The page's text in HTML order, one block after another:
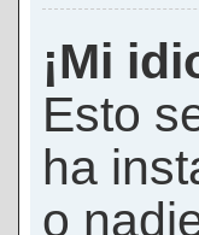
¡Mi
Esto
ha
o